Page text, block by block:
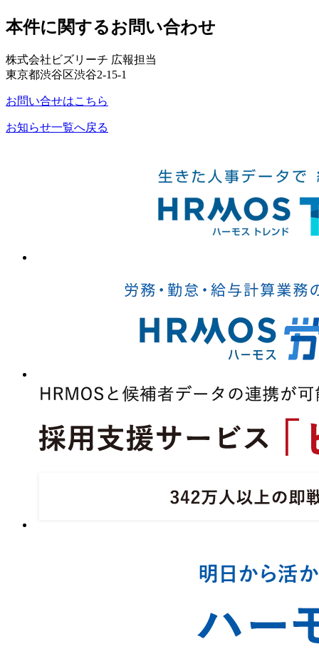
本件に関するお問い合わせ
株式会社ビズリーチ 広報担当
東京都渋谷区渋谷2-15-1
お問い合せはこちら
お知らせ一覧へ戻る